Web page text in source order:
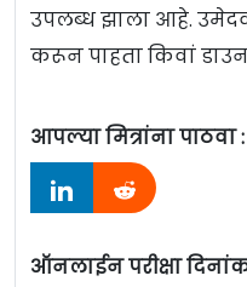
उपलब्ध झाला आहे.
करून पाहता किवां
आपल्या मित्रांना पाठवा :
ऑनलाईन परीक्षा